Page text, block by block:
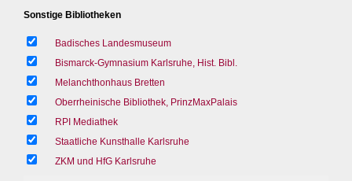
Sonstige Bibliotheken
Badisches Landesmuseum
Bismarck-Gymnasium Karlsruhe, Hist. Bibl.
Melanchthonhaus Bretten
Oberrheinische Bibliothek, PrinzMaxPalais
RPI Mediathek
Staatliche Kunsthalle Karlsruhe
ZKM und HfG Karlsruhe